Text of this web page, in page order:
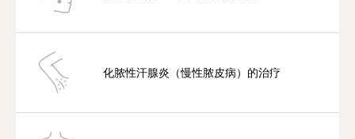
化脓性汗腺炎（慢性脓皮病）的治疗